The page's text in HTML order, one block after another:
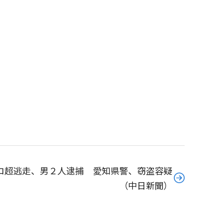
超逃走、男２人逮捕 愛知県警、窃盗容疑
（中日新聞）